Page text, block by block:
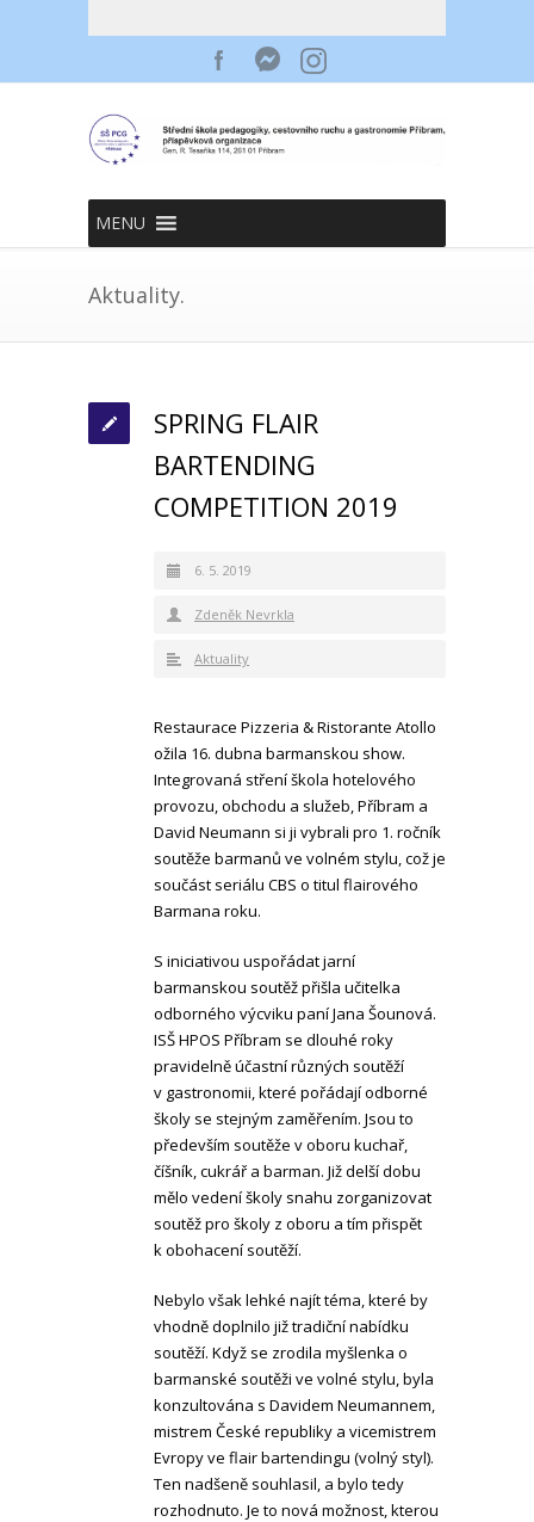
MENU
Aktuality.
SPRING FLAIR
BARTENDING
COMPETITION 2019
6. 5. 2019
Zdeněk Nevrkla
Aktuality
Restaurace Pizzeria & Ristorante Atollo
ožila 16. dubna barmanskou show.
Integrovaná stření škola hotelového
provozu, obchodu a služeb, Příbram a
David Neumann si ji vybrali pro 1. ročník
soutěže barmanů ve volném stylu, což je
součást seriálu CBS o titul flairového
Barmana roku.
S iniciativou uspořádat jarní
barmanskou soutěž přišla učitelka
odborného výcviku paní Jana Šounová.
ISŠ HPOS Příbram se dlouhé roky
pravidelně účastní různých soutěží
v gastronomii, které pořádají odborné
školy se stejným zaměřením. Jsou to
především soutěže v oboru kuchař,
číšník, cukrář a barman. Již delší dobu
mělo vedení školy snahu zorganizovat
soutěž pro školy z oboru a tím přispět
k obohacení soutěží.
Nebylo však lehké najít téma, které by
vhodně doplnilo již tradiční nabídku
soutěží. Když se zrodila myšlenka o
barmanské soutěži ve volné stylu, byla
konzultována s Davidem Neumannem,
mistrem České republiky a vicemistrem
Evropy ve flair bartendingu (volný styl).
Ten nadšeně souhlasil, a bylo tedy
rozhodnuto. Je to nová možnost, kterou